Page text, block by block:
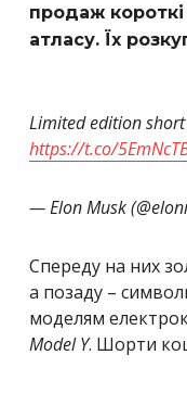
продаж
атласу. Їх
Limited edition
https://t.co/
— Elon Musk
Спереду на них
а позаду –
моделям
Model Y. Шорти